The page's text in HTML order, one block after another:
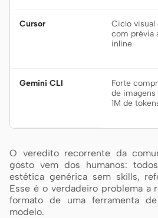
Cursor
Ciclo visual
com prévia
inline
Gemini CLI
Forte
de
1M de
O veredito recorrente da
gosto vem dos humanos:
estética genérica sem skills,
Esse é o verdadeiro problema
formato de uma ferramenta
modelo.